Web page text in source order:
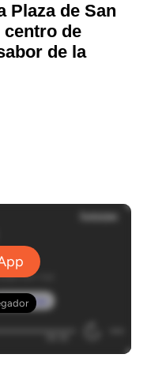
Plaza de San
centro de
de la